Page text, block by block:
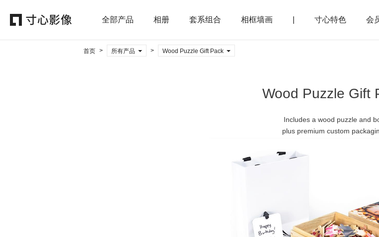
全部产品 相册 套系组合 相框墙画 寸心特色 会
首页 > 所有产品 > Wood Puzzle Gift Pack
Wood Puzzle Gift
Includes a wood puzzle and
plus premium custom